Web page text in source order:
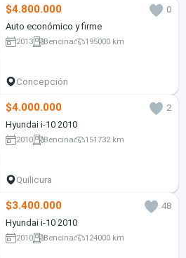
$4.800.000
0
Auto económico y firme
2013 Bencina 195000 km
Concepción
$4.000.000
2
Hyundai i-10 2010
2010 Bencina 151732 km
Quilicura
$3.400.000
48
Hyundai i-10 2010
2010 Bencina 124000 km